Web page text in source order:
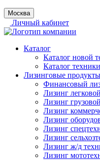
Москва
Личный кабинет
Каталог
Каталог новой
Каталог
Лизинговые продукты
Финансовый
Лизинг
Лизинг
Лизинг
Лизинг
Лизинг
Лизинг
Лизинг ж/д
Лизинг